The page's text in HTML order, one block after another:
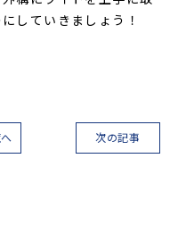
していきましょう！
次の記事